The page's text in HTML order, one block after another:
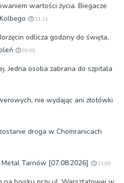
wartości życia. Biegacze
11:11
odlicza godziny do święta,
09:09
Jedna osoba zabrana do szpitala
nie wydając ani złotówki
droga w Chomranicach
Tarnów [07.08.2026] 21:09